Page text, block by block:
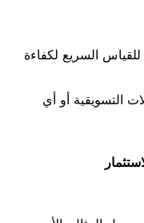
للقياس السريع لكفاءة
التسويقية أو أي